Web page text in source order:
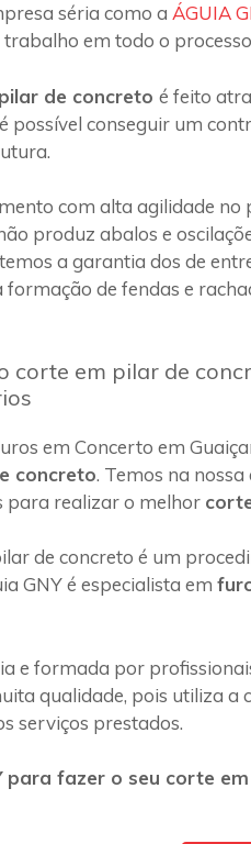
séria como a ÁGUIA
em todo o
de concreto é feito
possível conseguir um
com alta agilidade no
produz abalos e
a garantia dos de
formação de fendas e
corte em pilar de
em Concerto em
concreto. Temos na
para realizar o melhor
de concreto é um
GNY é especialista em
e formada por
qualidade, pois utiliza
serviços prestados.
para fazer o seu corte